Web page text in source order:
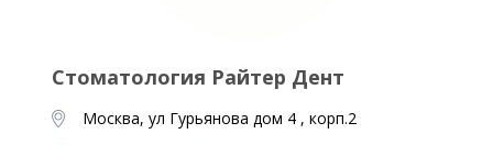
Стоматология Райтер Дент
Москва, ул Гурьянова дом 4 , корп.2